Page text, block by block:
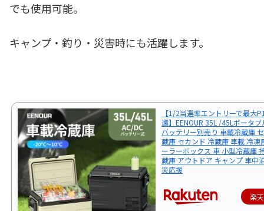
でも使用可能。
キャンプ・釣り・災害時にも活躍します。
【1/2当選率エントリーで最大
還】EENOUR 35L /45Lポータ
バッテリー別売り 車載冷蔵庫
蔵庫 セカンド 冷蔵庫 車載 冷凍
ーラーボックス 車 小型冷蔵庫
蔵庫 アウトドア キャンプ 車中
災応援
楽